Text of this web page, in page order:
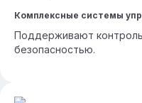
Комплексные системы
Поддерживают
безопасностью.